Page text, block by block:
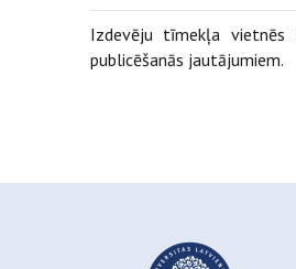
Izdevēju tīmekļa vietnēs
publicēšanās jautājumiem.